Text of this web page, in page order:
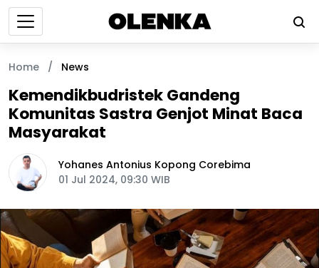
Home / News
Kemendikbudristek Gandeng
Komunitas Sastra Genjot Minat Baca
Masyarakat
Yohanes Antonius Kopong Corebima
01 Jul 2024, 09:30 WIB